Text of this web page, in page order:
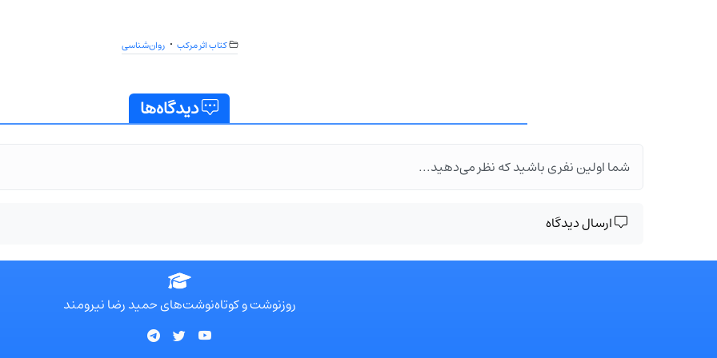
کتاب اثر مرکب روان‌شناسی
دیدگاه‌ها
شما اولین نفری باشید که نظر می‌دهید...
ارسال دیدگاه
روزنوشت و کوتاه‌نوشت‌های حمید رضا نیرومند